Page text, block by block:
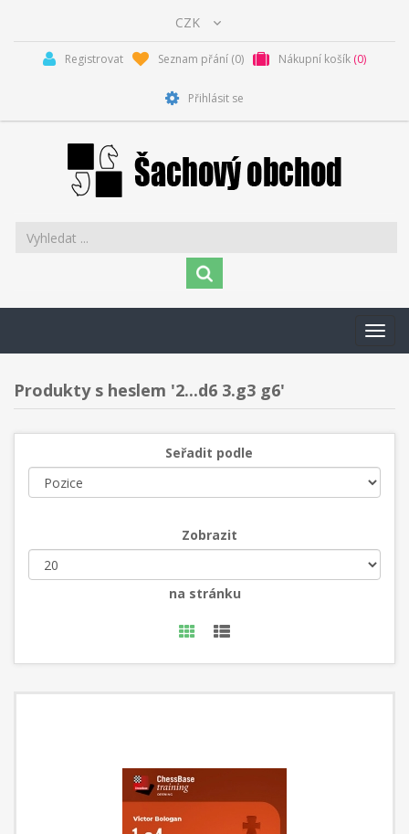
Registrovat Seznam přání (0) Nákupní košík (0)
Přihlásit se
Produkty s heslem '2...d6 3.g3 g6'
Seřadit podle
Zobrazit
na stránku